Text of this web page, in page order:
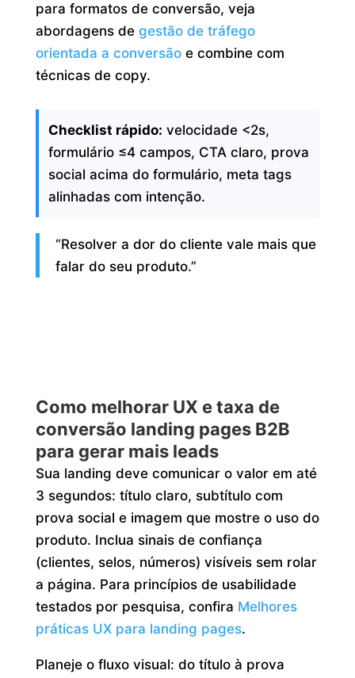
para formatos de conversão, veja
abordagens de gestão de tráfego
orientada a conversãoe combine com
técnicas de copy.
Checklist rápido: velocidade <2s,
formulário ≤4 campos, CTA claro, prova
social acima do formulário, meta tags
alinhadas com intenção.
“Resolver a dor do cliente vale mais que
falar do seu produto.”
Como melhorar UX e taxa de
conversão landing pages B2B
para gerar mais leads
Sua landing deve comunicar o valor em até
3 segundos: título claro, subtítulo com
prova social e imagem que mostre o uso do
produto. Inclua sinais de confiança
(clientes, selos, números) visíveis sem rolar
a página. Para princípios de usabilidade
testados por pesquisa, confira Melhores
práticas UX para landing pages.
Planeje o fluxo visual: do título à prova